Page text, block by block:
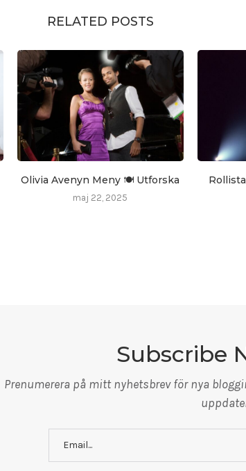
RELATED POSTS
Olivia Avenyn Meny 🍽️ Utforska
maj 22, 2025
Subscribe
Prenumerera på mitt nyhetsbrev för nya